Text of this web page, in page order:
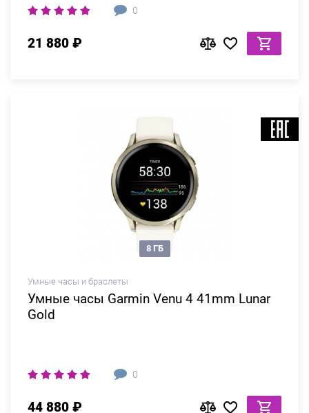
0
21 880 ₽
Умные часы и браслеты
Умные часы Garmin Venu 4 41mm Lunar
Gold
0
8 ГБ
44 880 ₽